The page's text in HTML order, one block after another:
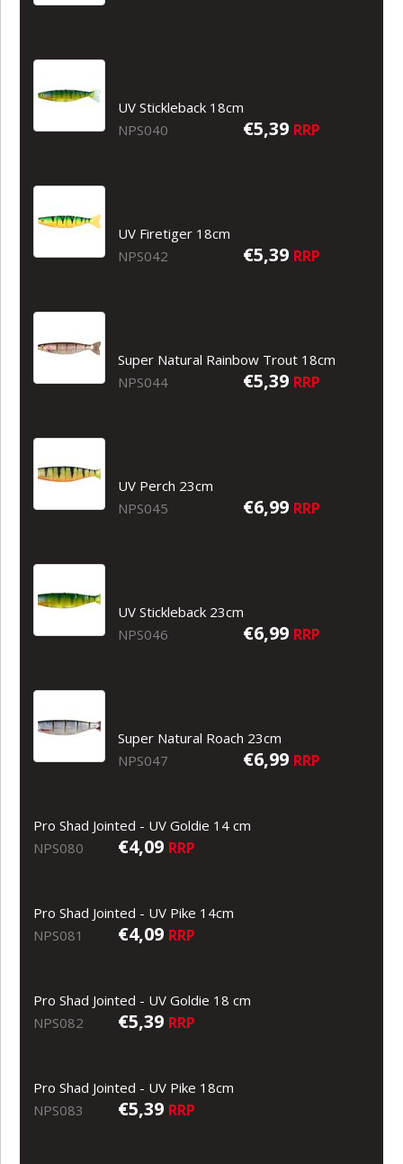
UV Stickleback 18cm
NPS040
€5,39 RRP
UV Firetiger 18cm
NPS042
€5,39 RRP
Super Natural Rainbow Trout 18cm
NPS044
€5,39 RRP
UV Perch 23cm
NPS045
€6,99 RRP
UV Stickleback 23cm
NPS046
€6,99 RRP
Super Natural Roach 23cm
NPS047
€6,99 RRP
Pro Shad Jointed - UV Goldie 14 cm
NPS080
€4,09 RRP
Pro Shad Jointed - UV Pike 14cm
NPS081
€4,09 RRP
Pro Shad Jointed - UV Goldie 18 cm
NPS082
€5,39 RRP
Pro Shad Jointed - UV Pike 18cm
NPS083
€5,39 RRP